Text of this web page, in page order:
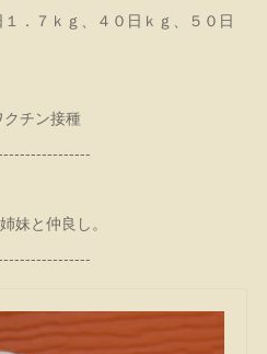
．７ｋｇ、４０日ｋｇ、５０日
チン接種
妹と仲良し。